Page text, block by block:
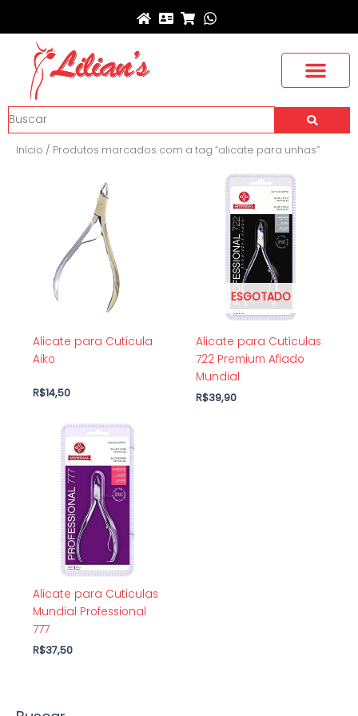
conteúdo
Buscar
Início / Produtos marcados com a tag “alicate para unhas”
Alicate para Cutícula
Aiko
R$14,50
ESGOTADO
Alicate para Cutículas
722 Premium Afiado
Mundial
R$39,90
Alicate para Cutículas
Mundial Professional
777
R$37,50